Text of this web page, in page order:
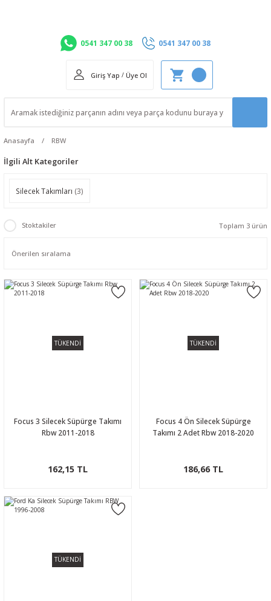
0541 347 00 38 0541 347 00 38
Giriş Yap / Üye Ol
Anasayfa RBW
İlgili Alt Kategoriler
Silecek Takımları (3)
Stoktakiler Toplam 3 ürün
TÜKENDİ
Focus 3 Silecek Süpürge Takımı
Rbw 2011-2018
162,15 TL
TÜKENDİ
Focus 4 Ön Silecek Süpürge
Takımı 2 Adet Rbw 2018-2020
186,66 TL
TÜKENDİ